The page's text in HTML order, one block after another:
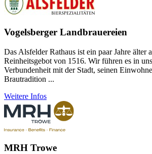
Vogelsberger Landbrauereien
Das Alsfelder Rathaus ist ein paar Jahre älter
Reinheitsgebot von 1516. Wir führen es in
Verbundenheit mit der Stadt, seinen
Brautradition ...
Weitere Infos
MRH Trowe